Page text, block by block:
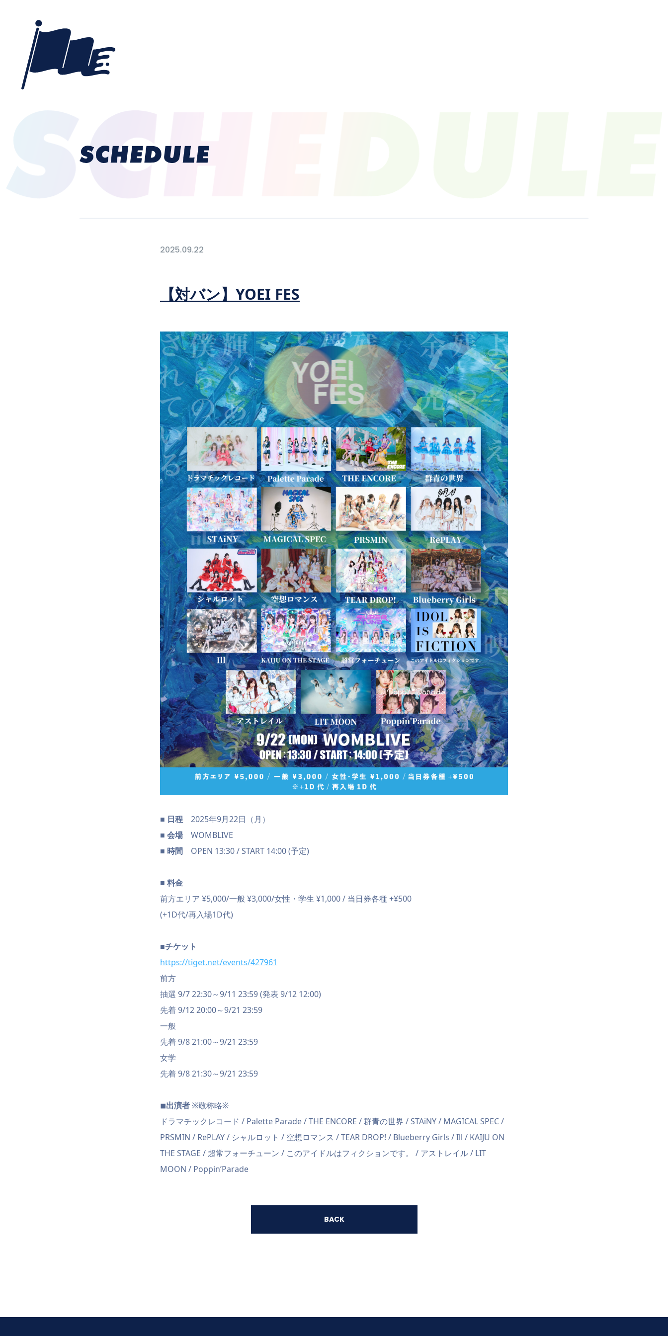
2025.09.22
【対バン】YOEI FES
■ 日程 2025年9月22日（月）
■ 会場 WOMBLIVE
■ 時間 OPEN 13:30 / START 14:00 (予定)
■ 料金
前方エリア ¥5,000/一般 ¥3,000/女性・学生 ¥1,000 / 当日券各種 +¥500
(+1D代/再入場1D代)
■チケット
https://tiget.net/events/427961
前方
抽選 9/7 22:30～9/11 23:59 (発表 9/12 12:00)
先着 9/12 20:00～9/21 23:59
一般
先着 9/8 21:00～9/21 23:59
女学
先着 9/8 21:30～9/21 23:59
◾︎出演者 ※敬称略※
ドラマチックレコード / Palette Parade / THE ENCORE / 群青の世界 / STAiNY / MAGICAL SPEC /
PRSMIN / RePLAY / シャルロット / 空想ロマンス / TEAR DROP! / Blueberry Girls / Ill / KAIJU ON
THE STAGE / 超常フォーチューン / このアイドルはフィクションです。 / アストレイル / LIT
MOON / Poppin’Parade
BACK